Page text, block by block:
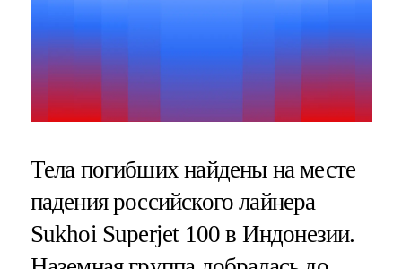
Тела погибших найдены на месте
падения российского лайнера
Sukhoi Superjet 100 в Индонезии.